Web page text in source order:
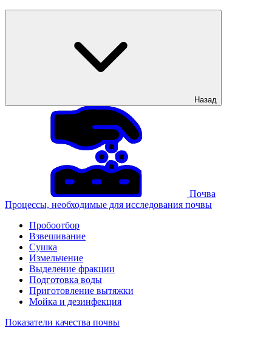
Назад
Почва
Процессы, необходимые для исследования почвы
Пробоотбор
Взвешивание
Сушка
Измельчение
Выделение фракции
Подготовка воды
Приготовление вытяжки
Мойка и дезинфекция
Показатели качества почвы